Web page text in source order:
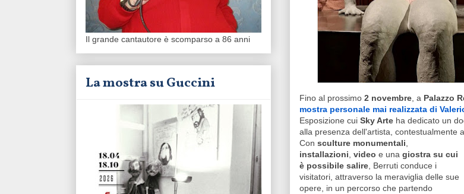
Fino al prossimo 2 novembre, a Palazzo
mostra personale mai realizzata di
Esposizione cui Sky Arte ha dedicato un
alla presenza dell'artista, contestualmente
Con sculture monumentali,
installazioni, video e una giostra su cui
è possibile salire, Berruti conduce i
visitatori, attraverso la meraviglia delle sue
opere, in un percorso che partendo
Il grande cantautore è scomparso a 86 anni
La mostra su Guccini